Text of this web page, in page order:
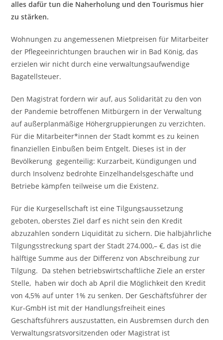
alles dafür tun die Naherholung und den Tourismus hier
zu stärken.
Wohnungen zu angemessenen Mietpreisen für Mitarbeiter
der Pflegeeinrichtungen brauchen wir in Bad König, das
erzielen wir nicht durch eine verwaltungsaufwendige
Bagatellsteuer.
Den Magistrat fordern wir auf, aus Solidarität zu den von
der Pandemie betroffenen Mitbürgern in der Verwaltung
auf außerplanmäßige Höhergruppierungen zu verzichten.
Für die Mitarbeiter*innen der Stadt kommt es zu keinen
finanziellen Einbußen beim Entgelt. Dieses ist in der
Bevölkerung gegenteilig: Kurzarbeit, Kündigungen und
durch Insolvenz bedrohte Einzelhandelsgeschäfte und
Betriebe kämpfen teilweise um die Existenz.
Für die Kurgesellschaft ist eine Tilgungsaussetzung
geboten, oberstes Ziel darf es nicht sein den Kredit
abzuzahlen sondern Liquidität zu sichern. Die halbjährliche
Tilgungsstreckung spart der Stadt 274.000,– €, das ist die
hälftige Summe aus der Differenz von Abschreibung zur
Tilgung. Da stehen betriebswirtschaftliche Ziele an erster
Stelle, haben wir doch ab April die Möglichkeit den Kredit
von 4,5% auf unter 1% zu senken. Der Geschäftsführer der
Kur-GmbH ist mit der Handlungsfreiheit eines
Geschäftsführers auszustatten, ein Ausbremsen durch den
Verwaltungsratsvorsitzenden oder Magistrat ist